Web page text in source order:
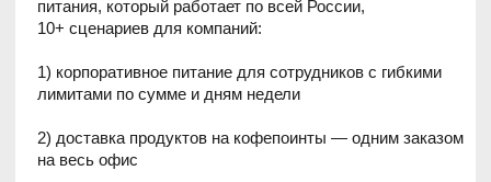
2) доставка продуктов на кофепоинты — одним заказом
на весь офис
праздникам, готовые подарочные наборы для
сотрудников
приёмов и деловых встреч в кафе и ресторанах — Ланч
Картой